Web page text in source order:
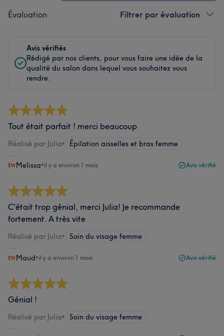
Évaluation Filtrer par évaluation
Avis vérifiés
Rédigé par nos clients, pour vous faire une idée de la
qualité du salon dans lequel vous souhaitez vous
rendre.
Tout était parfait ! merci beaucoup
Réalisé par Julia• Épilation aisselles et bras femme
Melissa•il y a environ 1 mois Avis vérifié
C'était trop génial, merci Julia! Je recommande
fortement. A très vite
Réalisé par Julia• Soin du visage femme
Maud•il y a environ 1 mois Avis vérifié
Génial !
Réalisé par Julia• Soin du visage femme